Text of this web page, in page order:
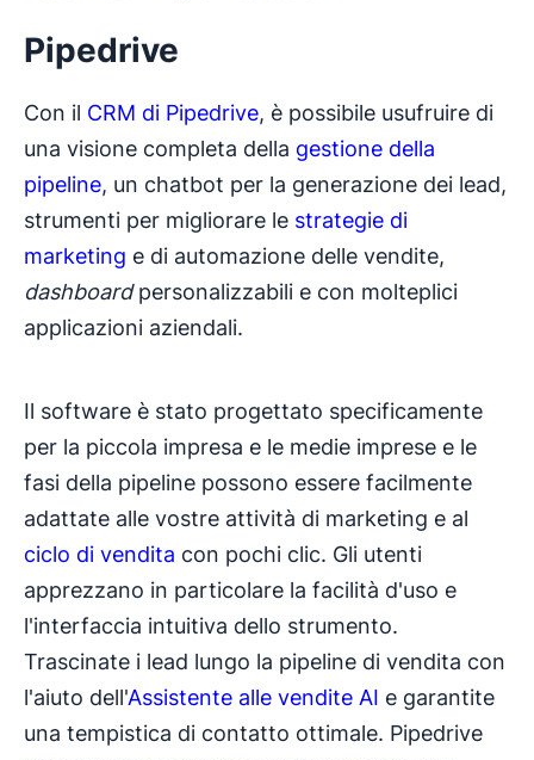
Pipedrive
Con il CRM di Pipedrive, è possibile usufruire di
una visione completa della gestione della
pipeline, un chatbot per la generazione dei lead,
strumenti per migliorare le strategie di
marketing e di automazione delle vendite,
dashboardpersonalizzabili e con molteplici
applicazioni aziendali.
Il software è stato progettato specificamente
per la piccola impresa e le medie imprese e le
fasi della pipeline possono essere facilmente
adattate alle vostre attività di marketing e al
ciclo di vendita con pochi clic. Gli utenti
apprezzano in particolare la facilità d'uso e
l'interfaccia intuitiva dello strumento.
Trascinate i lead lungo la pipeline di vendita con
l'aiuto dell'Assistente alle vendite AI e garantite
una tempistica di contatto ottimale. Pipedrive